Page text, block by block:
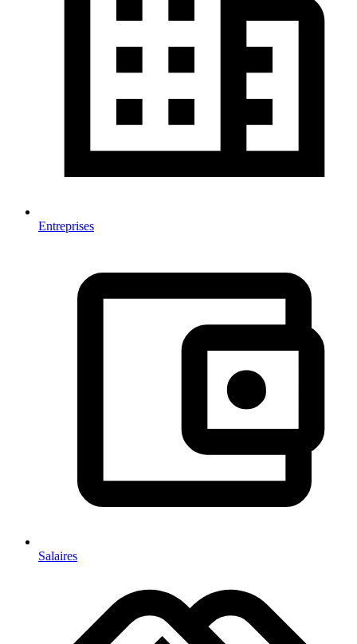
Entreprises
Salaires